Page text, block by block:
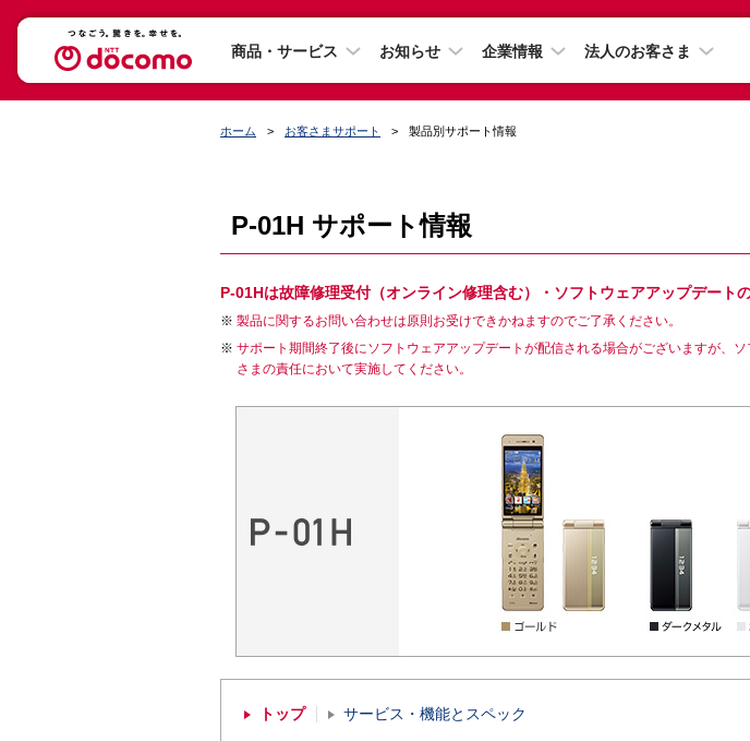
商品・サービス お知らせ 企業情報 法人のお客さま
ホーム お客さまサポート 製品別サポート情報
P-01H サポート情報
P-01Hは故障修理受付（オンライン修理含む）・ソフトウェアアップデート
製品に関するお問い合わせは原則お受けできかねますのでご了承ください。
サポート期間終了後にソフトウェアアップデートが配信される場合がございますが、
さまの責任において実施してください。
トップ サービス・機能とスペック